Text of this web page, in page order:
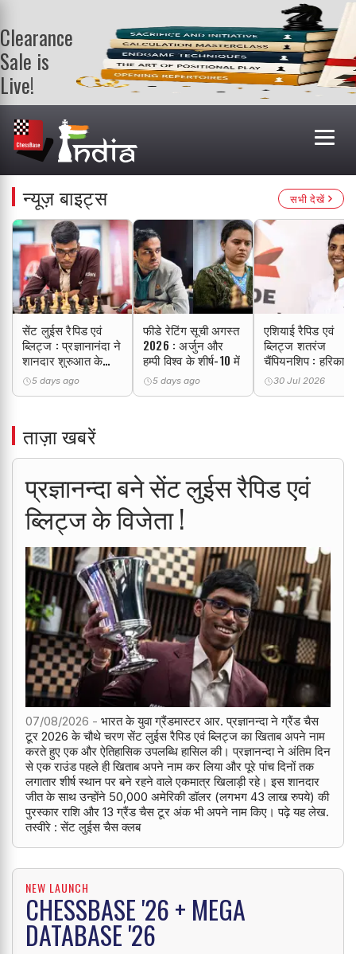
Clearance
Sale is
Live!
Get a FREE
book on
purchasing 2
or more
books. Valid
till 9th Aug.
Shop Books
न्यूज़ बाइट्स सभी देखें
सेंट लुईस रैपिड एवं
ब्लिट्ज : प्रज्ञानानंदा ने
शानदार शुरुआत के
साथ बनाई एकल बढ़त
5 days ago
फीडे रेटिंग सूची अगस्त
2026 : अर्जुन और
हम्पी विश्व के शीर्ष-10 में
5 days ago
एशियाई रैपिड एवं
ब्लिट्ज शतरंज
चैंपियनशिप : हरिका
द्रोणावल्ली ने जीते दो
स्वर्ण पदक
30 Jul 2026
ताज़ा खबरें
प्रज्ञानन्दा बने सेंट लुईस रैपिड एवं
ब्लिट्ज के विजेता !
07/08/2026 - भारत के युवा ग्रैंडमास्टर आर. प्रज्ञानन्दा ने ग्रैंड चैस
टूर 2026 के चौथे चरण सेंट लुईस रैपिड एवं ब्लिट्ज का खिताब अपने नाम
करते हुए एक और ऐतिहासिक उपलब्धि हासिल की। प्रज्ञानन्दा ने अंतिम दिन
से एक राउंड पहले ही खिताब अपने नाम कर लिया और पूरे पांच दिनों तक
लगातार शीर्ष स्थान पर बने रहने वाले एकमात्र खिलाड़ी रहे। इस शानदार
जीत के साथ उन्होंने 50,000 अमेरिकी डॉलर (लगभग 43 लाख रुपये) की
पुरस्कार राशि और 13 ग्रैंड चैस टूर अंक भी अपने नाम किए। पढ़े यह लेख.
तस्वीरे : सेंट लुईस चैस क्लब
NEW LAUNCH
CHESSBASE '26 + MEGA
DATABASE '26